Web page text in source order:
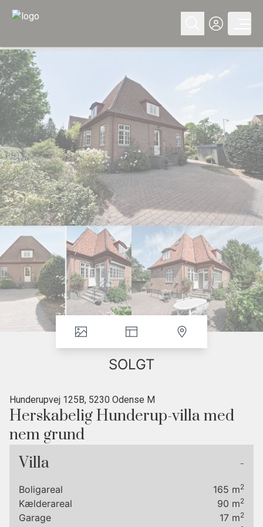
SOLGT
Hunderupvej 125B, 5230 Odense M
Herskabelig Hunderup-villa med
nem grund
MODERNISERING.
En mindre herskabsvilla i klassisk stil beliggende lige midt i det
attraktive Hunderup-kvarter med kort afstand til Skovsøen,
Villa -
Boligareal 165 m2
Kælderareal 90 m2
Garage 17 m2